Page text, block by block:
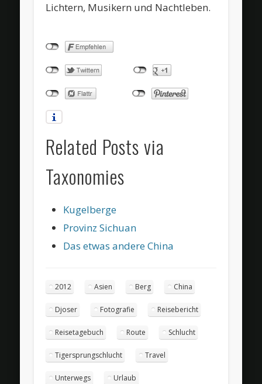
Lichtern, Musikern und Nachtleben.
Related Posts via
Taxonomies
Kugelberge
Provinz Sichuan
Das etwas andere China
2012 Asien Berg China
Djoser Fotografie Reisebericht
Reisetagebuch Route Schlucht
Tigersprungschlucht Travel
Unterwegs Urlaub